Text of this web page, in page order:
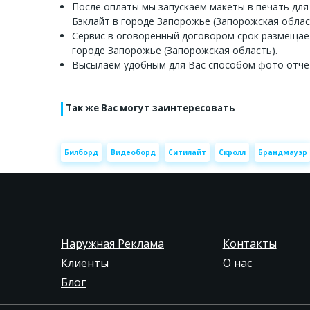
После оплаты мы запускаем макеты в печать
Бэклайт в городе Запорожье (Запорожская
Сервис в оговоренный договором срок
городе Запорожье (Запорожская область).
Высылаем удобным для Вас способом фото
Так же Вас могут заинтересовать
Билборд Видеоборд Ситилайт Скролл Брандмауэр
Наружная Реклама
Клиенты
Блог
Контакты
О нас